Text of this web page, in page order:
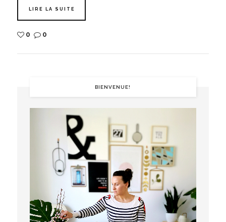
LIRE LA SUITE
0 0
BIENVENUE!